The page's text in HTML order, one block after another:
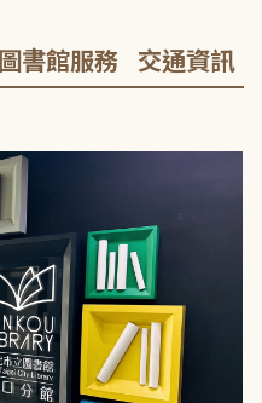
圖書館服務 交通資訊